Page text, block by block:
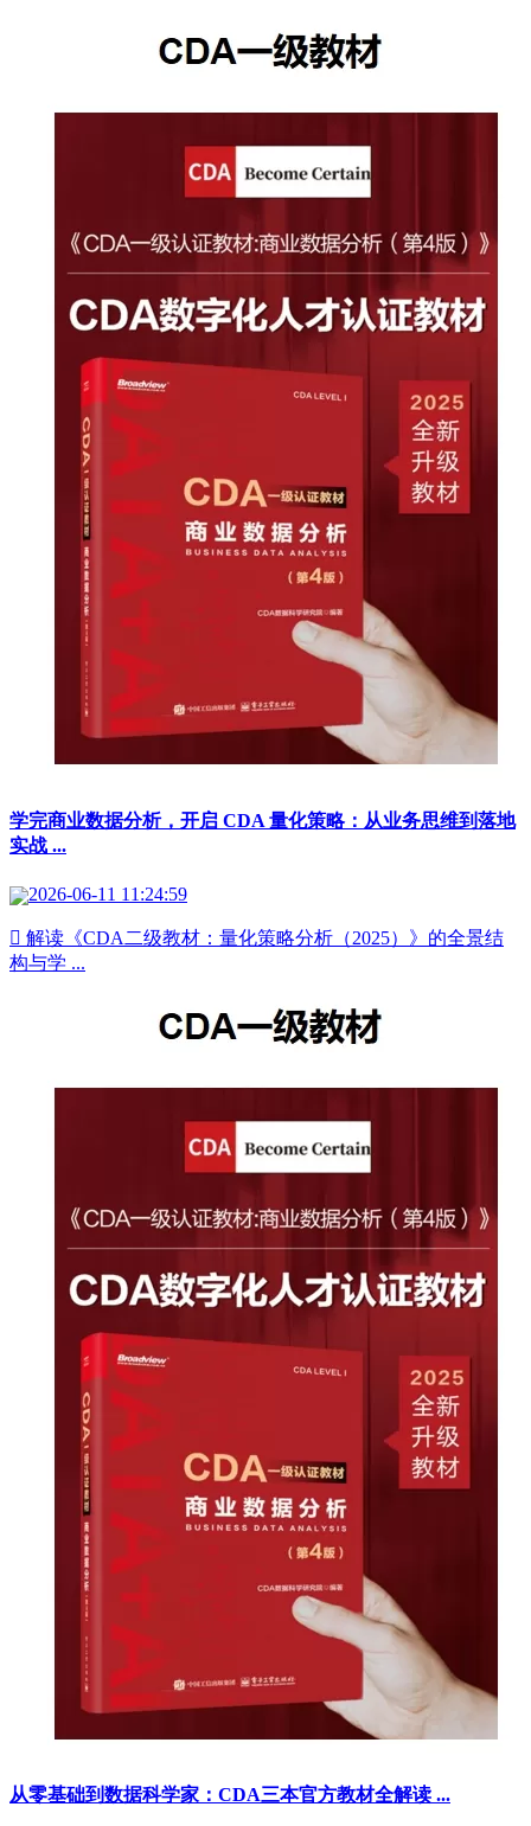
学完商业数据分析，开启 CDA 量化策略：从业务思维到落地
实战 ...
2026-06-11 11:24:59
 解读《CDA二级教材：量化策略分析（2025）》的全景结
构与学 ...
从零基础到数据科学家：CDA三本官方教材全解读 ...